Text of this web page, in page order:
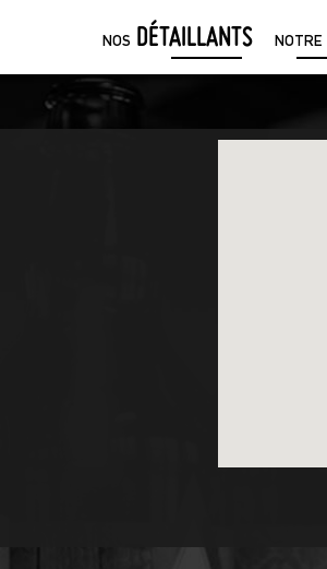
NOS DÉTAILLANTS NOTRE